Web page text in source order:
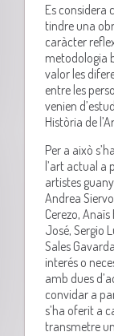
Es considera
tindre una
caràcter
metodologia
valor les
entre les
venien
Història de
Per a això
l’art actual a
artistes
Andrea
Cerezo,
José, Sergio
Sales
interés o
amb dues
convidar a
s’ha oferit a
transmetre